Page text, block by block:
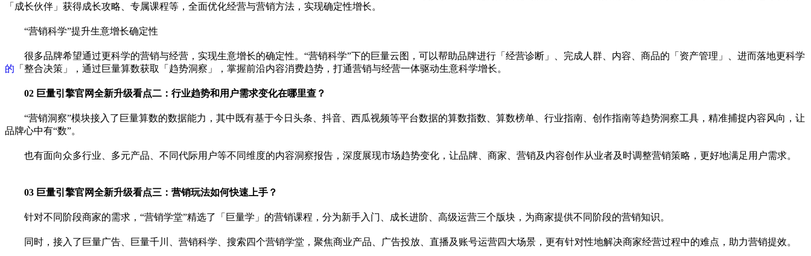
「成长伙伴」获得成长攻略、专属课程等，全面优化经营与营销方法，实现确定性增长。
“营销科学”提升生意增长确定性
很多品牌希望通过更科学的营销与经营，实现生意增长的确定性。“营销科学”下的巨量云图，可以帮助品牌进行「经营诊断」、完成人群、内容、商品的「 资产管理 」、进而落地更科学
的 「整合决策」，通过巨量算数获取「趋势洞察」，掌握前沿内容消费趋势，打通营销与经营一体驱动生意科学增长。
02 巨量引擎官网全新升级看点二：行业趋势和用户需求变化在哪里查？
“营销洞察”模块接入了巨量算数的数据能力，其中既有基于今日头条、抖音、西瓜视频等平台数据的算数指数、算数榜单、行业指南、创作指南等趋势洞察工具，精准捕捉内容风向，让
品牌心中有“数”。
也有面向众多行业、多元产品、不同代际用户等不同维度的内容洞察报告，深度展现市场趋势变化，让品牌、商家、营销及内容创作从业者及时调整营销策略，更好地满足用户需求。
03 巨量引擎官网全新升级看点三：营销玩法如何快速上手？
针对不同阶段商家的需求，“营销学堂”精选了「巨量学」的营销课程，分为新手入门、成长进阶、高级运营三个版块，为商家提供不同阶段的营销知识。
同时，接入了巨量广告、巨量千川、营销科学、搜索四个营销学堂，聚焦商业产品、广告投放、直播及账号运营四大场景，更有针对性地解决商家经营过程中的难点，助力营销提效。